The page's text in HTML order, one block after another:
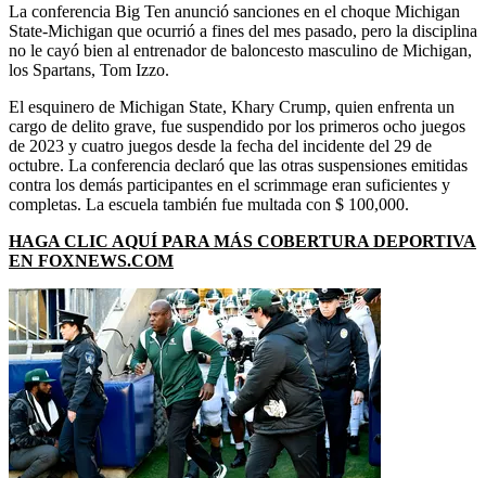
La conferencia Big Ten anunció sanciones en el choque Michigan
State-Michigan que ocurrió a fines del mes pasado, pero la disciplina
no le cayó bien al entrenador de baloncesto masculino de Michigan,
los Spartans, Tom Izzo.
El esquinero de Michigan State, Khary Crump, quien enfrenta un
cargo de delito grave, fue suspendido por los primeros ocho juegos
de 2023 y cuatro juegos desde la fecha del incidente del 29 de
octubre. La conferencia declaró que las otras suspensiones emitidas
contra los demás participantes en el scrimmage eran suficientes y
completas. La escuela también fue multada con $ 100,000.
HAGA CLIC AQUÍ PARA MÁS COBERTURA DEPORTIVA
EN FOXNEWS.COM